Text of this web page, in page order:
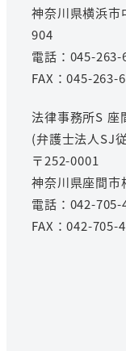
神奈川県横浜市
904
電話：045-263-
FAX：045-263-
法律事務所S 座
(弁護士法人SJ
〒252-0001
神奈川県座間
電話：042-705-
FAX：042-705-